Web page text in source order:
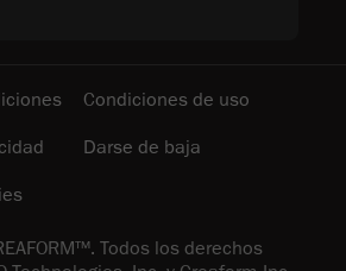
Todos los derechos
Condiciones de uso
Darse de baja